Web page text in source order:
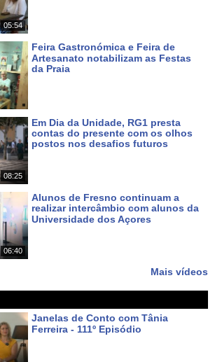
05:54
Feira Gastronómica e Feira de
Artesanato notabilizam as Festas
da Praia
08:25
Em Dia da Unidade, RG1 presta
contas do presente com os olhos
postos nos desafios futuros
06:40
Alunos de Fresno continuam a
realizar intercâmbio com alunos da
Universidade dos Açores
Mais vídeos
Janelas de Conto com Tânia
Ferreira - 111º Episódio